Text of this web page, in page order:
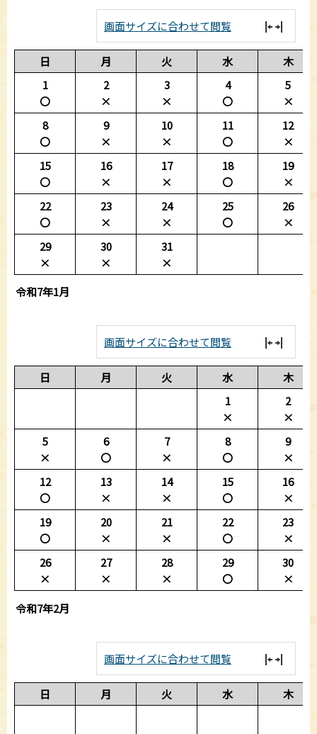
画面サイズに合わせて閲覧
日 月 火 水
木
1
〇
2
×
3
×
4
〇
5
×
8
〇
9
×
10
×
11
〇
12
×
15
〇
16
×
17
×
18
〇
19
×
22
〇
23
×
24
×
25
〇
26
×
29
×
30
×
31
×
令和7年1月
画面サイズに合わせて閲覧
日 月 火 水
木
1
×
2
×
5
×
6
〇
7
×
8
〇
9
×
12
〇
13
×
14
×
15
〇
16
×
19
〇
20
×
21
×
22
〇
23
×
26
×
27
×
28
×
29
〇
30
×
令和7年2月
画面サイズに合わせて閲覧
日 月 火 水 木